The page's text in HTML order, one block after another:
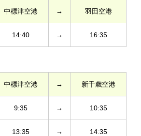
中標津空港 → 羽田空港
14:40 → 16:35
中標津空港 → 新千歳空港
9:35 → 10:35
13:35 → 14:35